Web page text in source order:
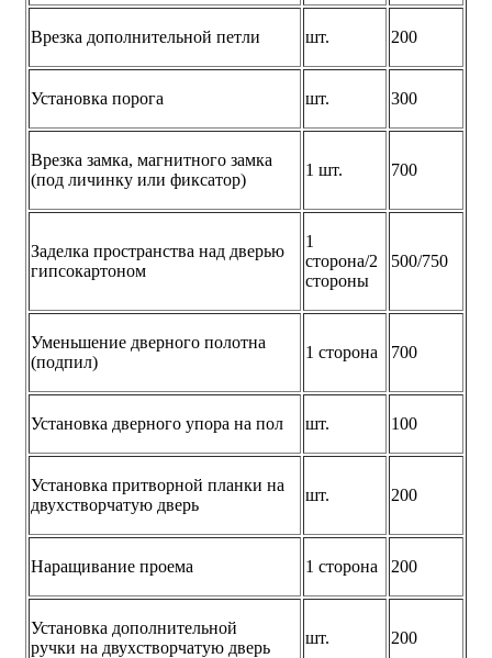
Врезка дополнительной петли шт. 200
Установка порога шт. 300
Врезка замка, магнитного замка
(под личинку или фиксатор)
1 шт. 700
Заделка пространства над дверью
гипсокартоном
1
сторона/2
стороны
500/750
Уменьшение дверного полотна
(подпил)
1 сторона 700
Установка дверного упора на пол шт. 100
Установка притворной планки на
двухстворчатую дверь
шт. 200
Наращивание проема 1 сторона 200
Установка дополнительной
ручки на двухстворчатую дверь
шт. 200